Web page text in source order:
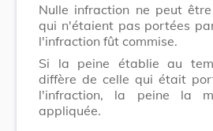
Nulle infraction ne peut
qui n'étaient pas portées
l'infraction fût commise.
Si la peine établie au
diffère de celle qui était
l'infraction, la peine la
appliquée.